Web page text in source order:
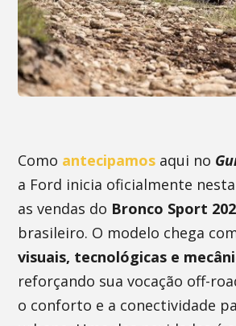
Como antecipamos aqui no
a Ford inicia oficialmente
as vendas do Bronco Sport
brasileiro. O modelo chega
visuais, tecnológicas e
reforçando sua vocação off-
o conforto e a conectividade